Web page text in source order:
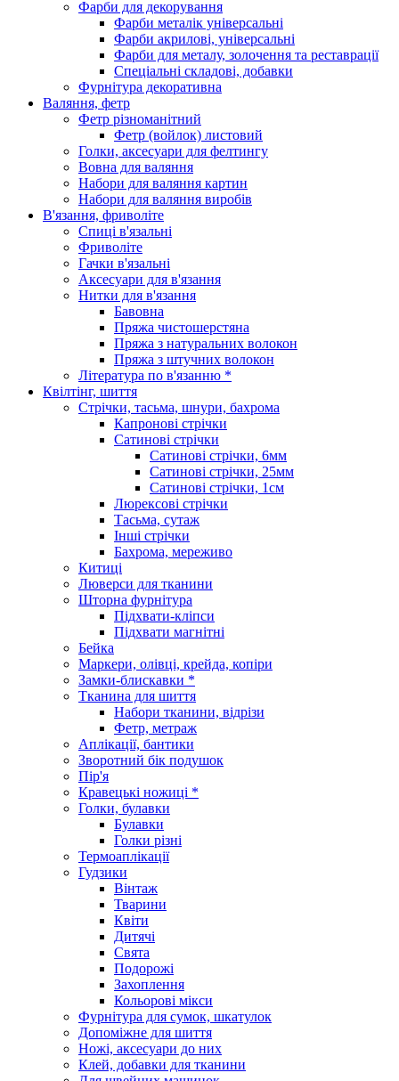
Фарби для декорування
Фарби металік універсальні
Фарби акрилові, універсальні
Фарби для металу, золочення та реставрації
Спеціальні складові, добавки
Фурнітура декоративна
Валяння, фетр
Фетр різноманітний
Фетр (войлок) листовий
Голки, аксесуари для фелтингу
Вовна для валяння
Набори для валяння картин
Набори для валяння виробів
В'язання, фриволіте
Спиці в'язальні
Фриволіте
Гачки в'язальні
Аксесуари для в'язання
Нитки для в'язання
Бавовна
Пряжа чистошерстяна
Пряжа з натуральних волокон
Пряжа з штучних волокон
Література по в'язанню *
Квілтінг, шиття
Стрічки, тасьма, шнури, бахрома
Капронові стрічки
Сатинові стрічки
Сатинові стрічки, 6мм
Сатинові стрічки, 25мм
Сатинові стрічки, 1см
Люрексові стрічки
Тасьма, сутаж
Інші стрічки
Бахрома, мереживо
Китиці
Люверси для тканини
Шторна фурнітура
Підхвати-кліпси
Підхвати магнітні
Бейка
Маркери, олівці, крейда, копіри
Замки-блискавки *
Тканина для шиття
Набори тканини, відрізи
Фетр, метраж
Аплікації, бантики
Зворотний бік подушок
Пір'я
Кравецькі ножиці *
Голки, булавки
Булавки
Голки різні
Термоаплікації
Гудзики
Вінтаж
Тварини
Квіти
Дитячі
Свята
Подорожі
Захоплення
Кольорові мікси
Фурнітура для сумок, шкатулок
Допоміжне для шиття
Ножі, аксесуари до них
Клей, добавки для тканини